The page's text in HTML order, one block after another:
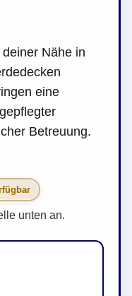
Nähe in
eine
Betreuung.
unten an.